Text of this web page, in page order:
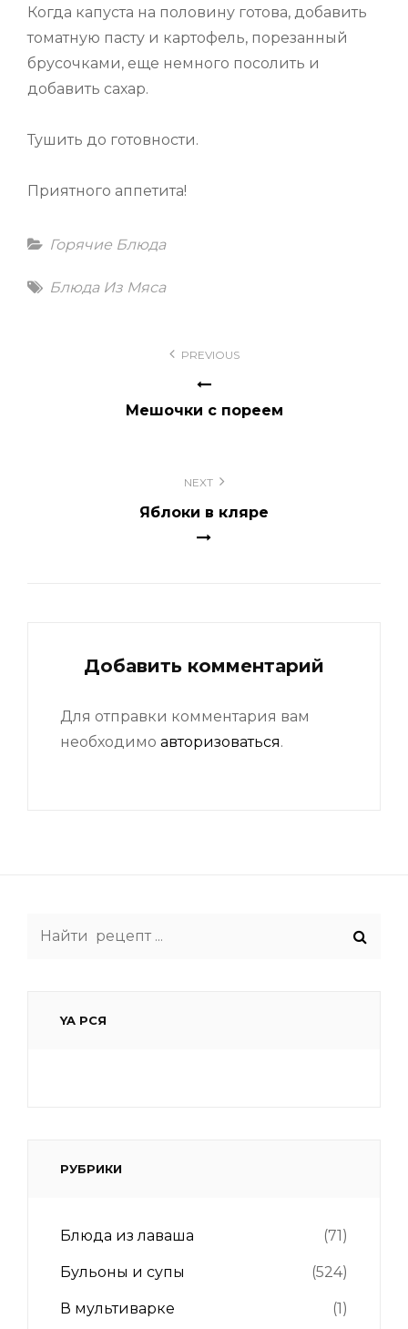
Когда капуста на половину готова, добавить
томатную пасту и картофель, порезанный
брусочками, ещe немного посолить и
добавить сахар.
Тушить до готовности.
Приятного аппетита!
Categories
Горячие Блюда
Tags
Блюда Из Мяса
записям
PREVIOUS
Мешочки с пореем
NEXT
Яблоки в кляре
Добавить комментарий
Для отправки комментария вам
необходимо авторизоваться.
YA РСЯ
РУБРИКИ
Блюда из лаваша (71)
Бульоны и супы (524)
В мультиварке (1)